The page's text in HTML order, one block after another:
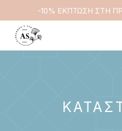
-10% ΕΚΠΤΩΣΗ ΣΤΗ